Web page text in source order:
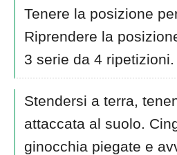
Tenere la posizione
Riprendere la
3 serie da 4 ripetizioni.
Stendersi a terra,
attaccata al suolo.
ginocchia piegate e